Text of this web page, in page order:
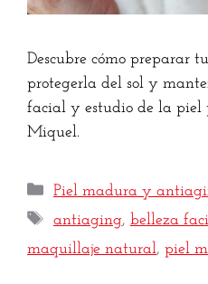
Descubre cómo preparar
protegerla del sol y
facial y estudio de la piel
Miquel.
Piel madura y
antiaging, belleza
maquillaje natural, piel